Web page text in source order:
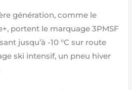
génération, comme le
portent le marquage 3PMSF
jusqu’à -10 °C sur route
ski intensif, un pneu hiver